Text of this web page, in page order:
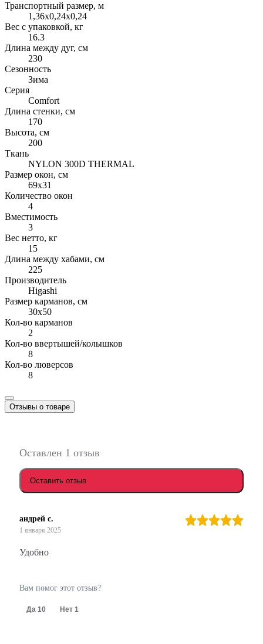
Транспортный размер, м
1,36x0,24x0,24
Вес с упаковкой, кг
16.3
Длина между дуг, см
230
Сезонность
Зима
Серия
Comfort
Длина стенки, см
170
Высота, см
200
Ткань
NYLON 300D THERMAL
Размер окон, см
69x31
Количество окон
4
Вместимость
3
Вес нетто, кг
15
Длина между хабами, см
225
Производитель
Higashi
Размер карманов, см
30x50
Кол-во карманов
2
Кол-во ввертышей/колышков
8
Кол-во люверсов
8
Отзывы о товаре
Оставлен 1 отзыв
Оставить отзыв
андрей с.
1 января 2025
Удобно
Вам помог этот отзыв?
Да 10 Нет 1